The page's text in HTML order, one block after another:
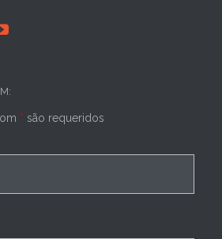
* são requeridos